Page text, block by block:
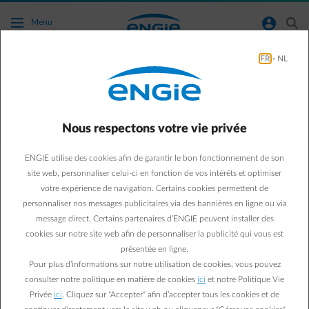
Accéder au contenu principal
Menu normal-account-circle search
Comment le tarif capacitaire est-il calculé ?
Avec un compteur digital, votre crête de consommation le plus
élevée en un quart d’heure en kilowatts (kW) est prise comme crête
mensuelle et la moyenne de ces crêtes mensuelles des 12 derniers
mois est prise comme crête pour le calcul du tarif de capacité dans
les frais de réseau.
Cliquezici pour en savoir plus sur le calcul du tarif capacitaire avec
le compteur digital en Flandre.
pourquoi vous payez une redevance fixe, en combinaison avec un
tarif pour votre consommation. Cette redevance fixe est basée sur
FR - NL
Nous respectons votre vie privée
ENGIE utilise des cookies afin de garantir le bon fonctionnement de son
site web, personnaliser celui-ci en fonction de vos intérêts et optimiser
votre expérience de navigation. Certains cookies permettent de
personnaliser nos messages publicitaires via des bannières en ligne ou via
message direct. Certains partenaires d’ENGIE peuvent installer des
cookies sur notre site web afin de personnaliser la publicité qui vous est
présentée en ligne.
Pour plus d’informations sur notre utilisation de cookies, vous pouvez
consulter notre politique en matière de cookies ici et notre Politique Vie
Privée ici . Cliquez sur "Accepter" afin d’accepter tous les cookies et de